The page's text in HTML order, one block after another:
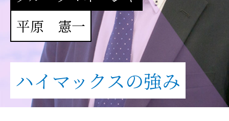
平原 憲一
ハイマックスの強み